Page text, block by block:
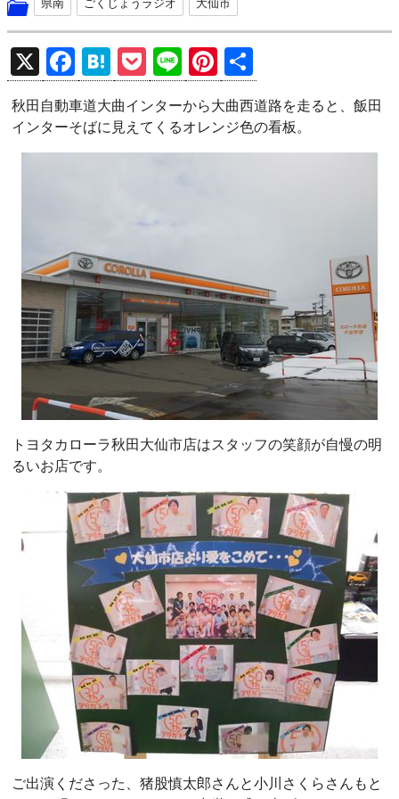
県南 ごくじょうラジオ 大仙市
X
F
a
ce
b
H
at
e
n
P
o
ck
et
Li
n
e
Pi
nt
er
es
有
秋田自動車道大曲インターから大曲西道路を走ると、飯田
インターそばに見えてくるオレンジ色の看板。
トヨタカローラ秋田大仙市店はスタッフの笑顔が自慢の明
るいお店です。
ご出演くださった、猪股慎太郎さんと小川さくらさんもと